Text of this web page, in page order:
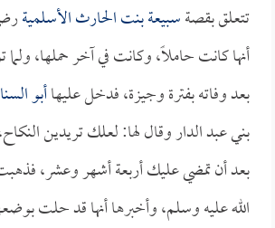
تتعلق بقصةسبيعة بنت الحارث الأسلمية
أنها كانت حاملاً، وكانت في آخر حملها،
بعد وفاته بفترة وجيزة، فدخل عليهاأبو
بني عبد الدار وقال لها: لعلك تريدين
بعد أن تمضي عليك أربعة أشهر وعشر،
الله عليه وسلم، وأخبرها أنها قد حلت